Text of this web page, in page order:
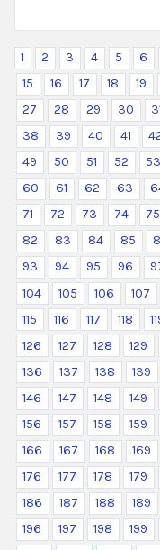
1 2 3 4 5 6
15
16 17 18 19
27
28 29 30
38
39 40 41
49
50 51 52 53
60
61 62 63
71
72 73 74 75
82
83 84 85
93
94 95 96
104
105 106 107
115
116 117 118
126
127 128 129
136
137 138 139
146
147 148 149
156
157 158 159
166
167 168 169
176
177 178 179
186
187 188 189
196
197 198 199